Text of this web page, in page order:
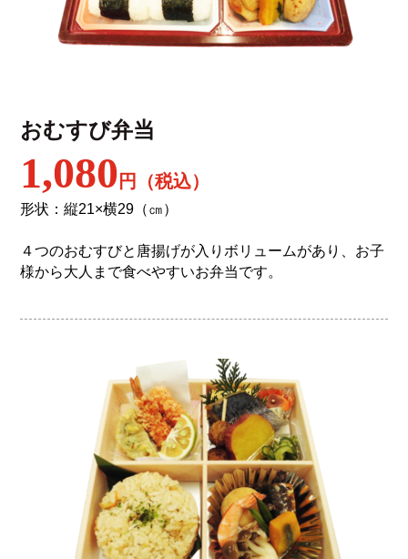
おむすび弁当
1,080 円（税込）
形状：縦21×横29（㎝）
４つのおむすびと唐揚げが入りボリュームがあり、お子
様から大人まで食べやすいお弁当です。